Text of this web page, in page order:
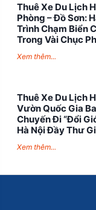
s
l
a
s
h
s
l
a
s
h
Thuê Xe Du Lịch
Phòng – Đồ Sơn:
Trình Chạm Biển
Trong Vài Chục
Xem thêm...
Thuê Xe Du Lịch
Vườn Quốc Gia
Chuyến Đi “Đổi
Hà Nội Đầy Thư
Xem thêm...